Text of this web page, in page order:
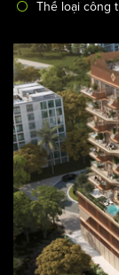
Mã công trình:
Số tầng: 6 tầng
Chủ đầu tư:
Thể loại công